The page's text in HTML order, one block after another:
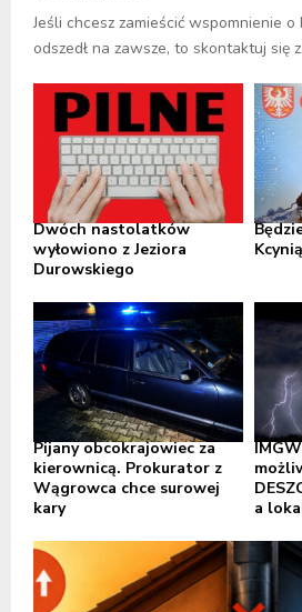
Jeśli chcesz zamieścić wspomnienie o
odszedł na zawsze, to skontaktuj się
Dwóch nastolatków
wyłowiono z Jeziora
Durowskiego
Kcynią
Pijany obcokrajowiec za
kierownicą. Prokurator z
Wągrowca chce surowej
kary
a